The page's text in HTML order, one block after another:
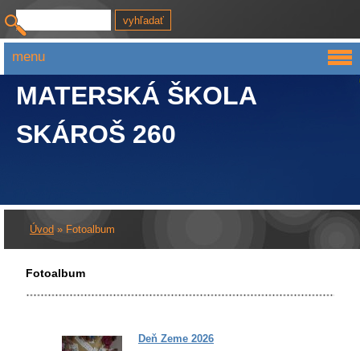
MATERSKÁ ŠKOLA
SKÁROŠ 260
Úvod » Fotoalbum
Fotoalbum
Deň Zeme 2026
menu